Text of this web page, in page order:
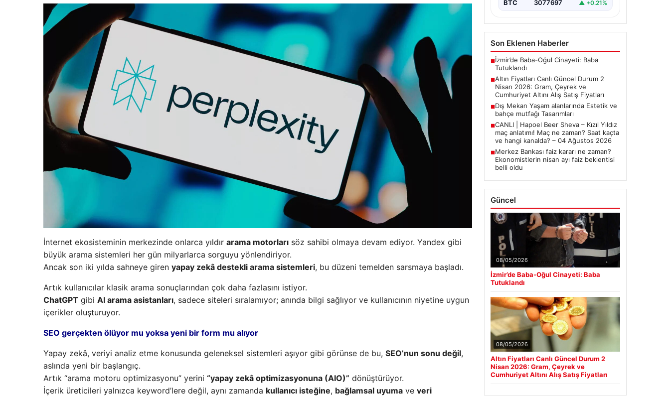
İnternet ekosisteminin merkezinde onlarca yıldır arama motorları söz sahibi olmaya devam ediyor. Yandex gibi
büyük arama sistemleri her gün milyarlarca sorguyu yönlendiriyor.
Ancak son iki yılda sahneye giren yapay zekâ destekli arama sistemleri, bu düzeni temelden sarsmaya başladı.
Artık kullanıcılar klasik arama sonuçlarından çok daha fazlasını istiyor.
ChatGPT gibi AI arama asistanları, sadece siteleri sıralamıyor; anında bilgi sağlıyor ve kullanıcının niyetine uygun
içerikler oluşturuyor.
SEO gerçekten ölüyor mu yoksa yeni bir form mu alıyor
Yapay zekâ, veriyi analiz etme konusunda geleneksel sistemleri aşıyor gibi görünse de bu, SEO’nun sonu değil,
aslında yeni bir başlangıç.
Artık “arama motoru optimizasyonu” yerini “yapay zekâ optimizasyonuna (AIO)” dönüştürüyor.
İçerik üreticileri yalnızca keyword’lere değil, aynı zamanda kullanıcı isteğine, bağlamsal uyuma ve veri
BTC 3077697 ▲ +0.21%
Son Eklenen Haberler
■İzmir’de Baba-Oğul Cinayeti: Baba
Tutuklandı
■Altın Fiyatları Canlı Güncel Durum 2
Nisan 2026: Gram, Çeyrek ve
Cumhuriyet Altını Alış Satış Fiyatları
■Dış Mekan Yaşam alanlarında Estetik ve
bahçe mutfağı Tasarımları
■CANLI | Hapoel Beer Sheva – Kızıl Yıldız
maç anlatımı! Maç ne zaman? Saat kaçta
ve hangi kanalda? – 04 Ağustos 2026
■Merkez Bankası faiz kararı ne zaman?
Ekonomistlerin nisan ayı faiz beklentisi
belli oldu
Güncel
08/05/2026
İzmir’de Baba-Oğul Cinayeti: Baba
Tutuklandı
08/05/2026
Altın Fiyatları Canlı Güncel Durum 2
Nisan 2026: Gram, Çeyrek ve
Cumhuriyet Altını Alış Satış Fiyatları